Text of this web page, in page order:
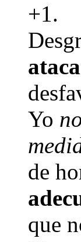
+1.
Yo
de
que